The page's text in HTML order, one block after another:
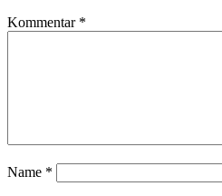
Kommentar *
Name *